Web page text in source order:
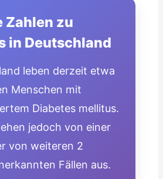
Zahlen zu
in Deutschland
leben derzeit etwa
Menschen mit
Diabetes mellitus.
jedoch von einer
von weiteren 2
Fällen aus.